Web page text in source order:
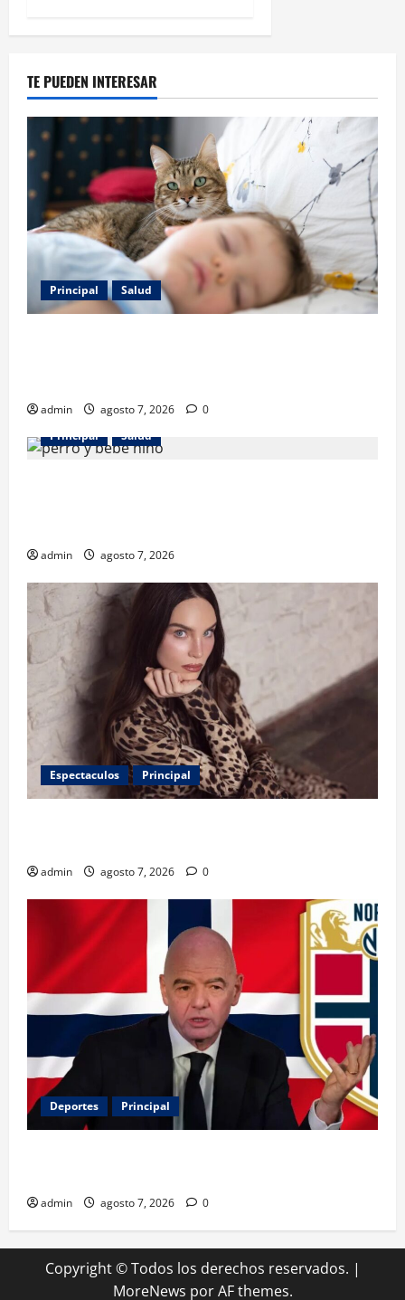
TE PUEDEN INTERESAR
Principal Salud
admin agosto 7, 2026
0
Principal
Salud
admin agosto 7, 2026
Espectaculos Principal
admin agosto 7, 2026 0
Deportes Principal
admin agosto 7, 2026 0
Copyright © Todos los derechos reservados. |
MoreNews por AF themes.